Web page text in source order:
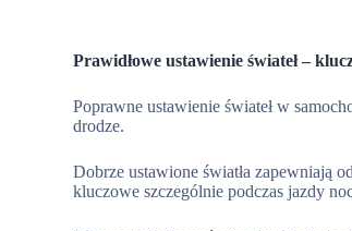
Prawidłowe ustawienie świateł –
Poprawne ustawienie świateł w
drodze.
Dobrze ustawione światła zapewniają
kluczowe szczególnie podczas jazdy